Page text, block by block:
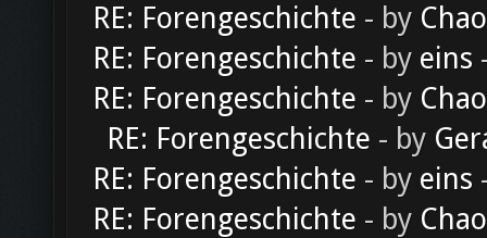
RE: Forengeschichte - by
RE: Forengeschichte - by eins
RE: Forengeschichte - by
RE: Forengeschichte - by
RE: Forengeschichte - by eins
RE: Forengeschichte - by